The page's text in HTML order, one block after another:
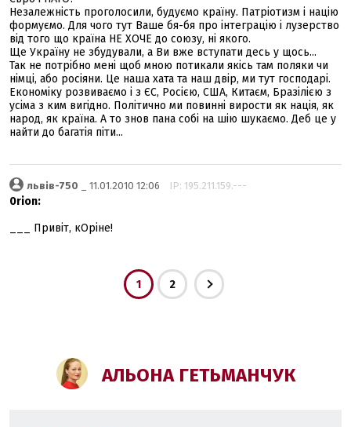
Незалежність проголосили, будуємо країну. Патріотизм і націю
формуємо. Для чого тут Ваше бя-бя про інтеграцію і лузерство
від того що країна НЕ ХОЧЕ до союзу, ні якого.
Ще Україну не збудували, а Ви вже вступати десь у щось...
Так не потрібно мені щоб мною потикали якісь там поляки чи
німці, або росіяни. Це наша хата та наш двір, ми тут господарі.
Економіку розвиваємо і з ЄС, Росією, США, Китаєм, Бразілією з
усіма з ким вигідно. Політично ми повинні вирости як нація, як
народ, як країна. А то знов пана собі на шію шукаємо. Деб це у
найти до багатія піти...
львів-750 _ 11.01.2010 12:06 IP: 195.211.159.---
0rion:
___ Привіт, кОріне!
1 2
АЛЬОНА ГЕТЬМАНЧУК